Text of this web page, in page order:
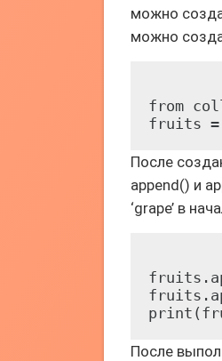
можно
можно
from
После
append() и
‘grape’ в
После